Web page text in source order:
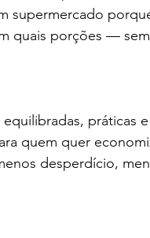
supermercado
quais porções —
práticas
quem quer
desperdício,